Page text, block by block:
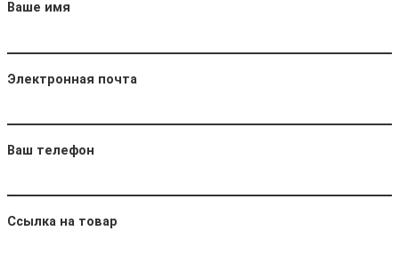
Ваше имя
Электронная почта
Ваш телефон
Ссылка на товар